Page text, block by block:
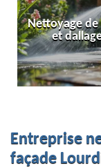
Nettoyage de
et
Entreprise
façade